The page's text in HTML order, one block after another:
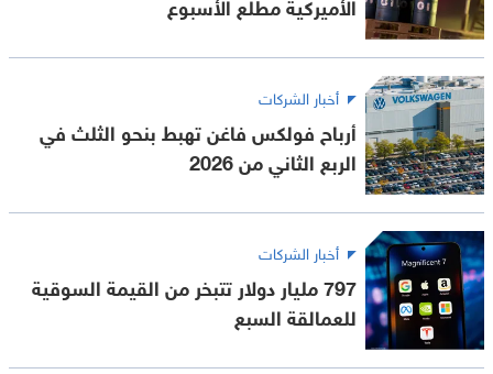
أخبار الشركات
أرباح فولكس فاغن تهبط بنحو الثلث في
الربع الثاني من 2026
أخبار الشركات
797 مليار دولار تتبخر من القيمة السوقية
للعمالقة السبع